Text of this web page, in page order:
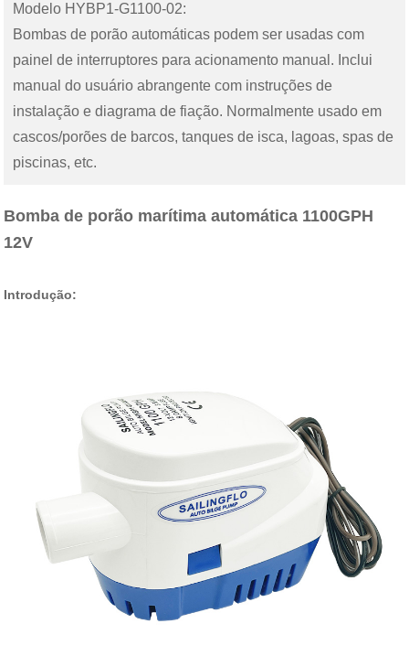
Modelo HYBP1-G1100-02:
Bombas de porão automáticas podem ser usadas com
painel de interruptores para acionamento manual. Inclui
manual do usuário abrangente com instruções de
instalação e diagrama de fiação. Normalmente usado em
cascos/porões de barcos, tanques de isca, lagoas, spas de
piscinas, etc.
Bomba de porão marítima automática 1100GPH
12V
Introdução: